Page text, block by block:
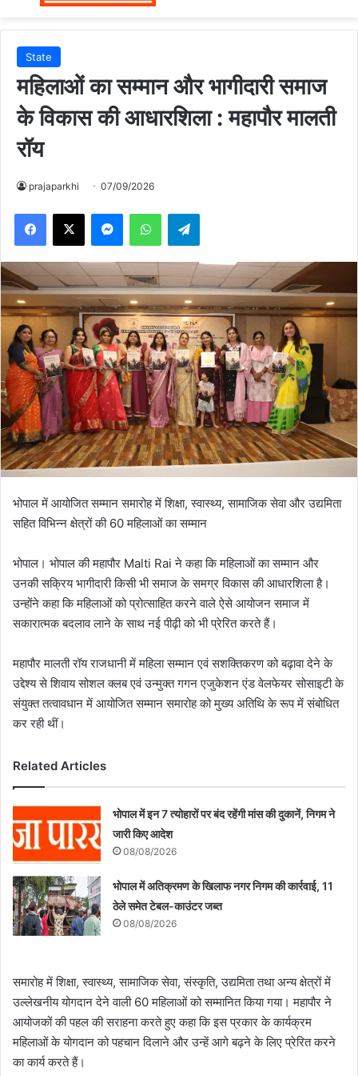
State
महिलाओं का सम्मान और भागीदारी समाज
के विकास की आधारशिला : महापौर मालती
रॉय
prajaparkhi 07/09/2026
MessengerWhatsAppTelegram
भोपाल में आयोजित सम्मान समारोह में शिक्षा, स्वास्थ्य, सामाजिक सेवा और उद्यमिता
सहित विभिन्न क्षेत्रों की 60 महिलाओं का सम्मान
भोपाल। भोपाल की महापौर Malti Rai ने कहा कि महिलाओं का सम्मान और
उनकी सक्रिय भागीदारी किसी भी समाज के समग्र विकास की आधारशिला है।
उन्होंने कहा कि महिलाओं को प्रोत्साहित करने वाले ऐसे आयोजन समाज में
सकारात्मक बदलाव लाने के साथ नई पीढ़ी को भी प्रेरित करते हैं।
महापौर मालती रॉय राजधानी में महिला सम्मान एवं सशक्तिकरण को बढ़ावा देने के
उद्देश्य से शिवाय सोशल क्लब एवं उन्मुक्त गगन एजुकेशन एंड वेलफेयर सोसाइटी के
संयुक्त तत्वावधान में आयोजित सम्मान समारोह को मुख्य अतिथि के रूप में संबोधित
कर रही थीं।
Related Articles
भोपाल में इन 7 त्योहारों पर बंद रहेंगी मांस की दुकानें, निगम ने
जारी किए आदेश
08/08/2026
भोपाल में अतिक्रमण के खिलाफ नगर निगम की कार्रवाई, 11
ठेले समेत टेबल-काउंटर जब्त
08/08/2026
समारोह में शिक्षा, स्वास्थ्य, सामाजिक सेवा, संस्कृति, उद्यमिता तथा अन्य क्षेत्रों में
उल्लेखनीय योगदान देने वाली 60 महिलाओं को सम्मानित किया गया। महापौर ने
आयोजकों की पहल की सराहना करते हुए कहा कि इस प्रकार के कार्यक्रम
महिलाओं के योगदान को पहचान दिलाने और उन्हें आगे बढ़ने के लिए प्रेरित करने
का कार्य करते हैं।